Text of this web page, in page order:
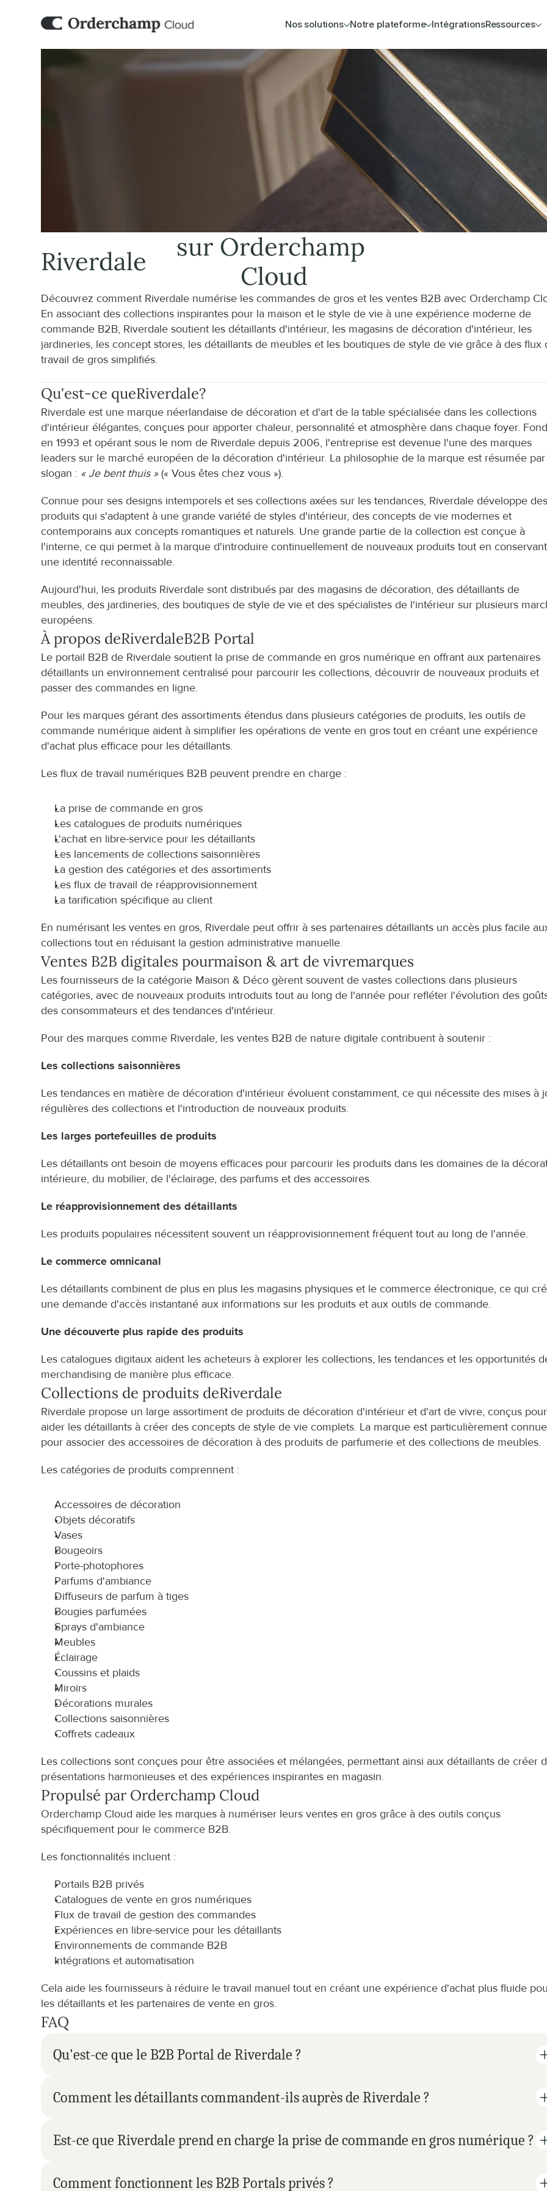
Nos solutions Notre plateforme IntégrationsRessources
Riverdale
sur Orderchamp
Cloud
Découvrez comment Riverdale numérise les commandes de gros et les ventes B2B avec Orderchamp
En associant des collections inspirantes pour la maison et le style de vie à une expérience moderne de
commande B2B, Riverdale soutient les détaillants d'intérieur, les magasins de décoration d'intérieur, les
jardineries, les concept stores, les détaillants de meubles et les boutiques de style de vie grâce à des flux
travail de gros simplifiés.
Qu'est-ce queRiverdale?
Riverdale est une marque néerlandaise de décoration et d'art de la table spécialisée dans les collections
d'intérieur élégantes, conçues pour apporter chaleur, personnalité et atmosphère dans chaque foyer.
en 1993 et opérant sous le nom de Riverdale depuis 2006, l'entreprise est devenue l'une des marques
leaders sur le marché européen de la décoration d'intérieur. La philosophie de la marque est résumée
slogan : « Je bent thuis » (« Vous êtes chez vous »).
Connue pour ses designs intemporels et ses collections axées sur les tendances, Riverdale développe
produits qui s'adaptent à une grande variété de styles d'intérieur, des concepts de vie modernes et
contemporains aux concepts romantiques et naturels. Une grande partie de la collection est conçue à
l'interne, ce qui permet à la marque d'introduire continuellement de nouveaux produits tout en conservant
une identité reconnaissable.
Aujourd'hui, les produits Riverdale sont distribués par des magasins de décoration, des détaillants de
meubles, des jardineries, des boutiques de style de vie et des spécialistes de l'intérieur sur plusieurs
européens.
À propos deRiverdaleB2B Portal
Le portail B2B de Riverdale soutient la prise de commande en gros numérique en offrant aux partenaires
détaillants un environnement centralisé pour parcourir les collections, découvrir de nouveaux produits et
passer des commandes en ligne.
Pour les marques gérant des assortiments étendus dans plusieurs catégories de produits, les outils de
commande numérique aident à simplifier les opérations de vente en gros tout en créant une expérience
d'achat plus efficace pour les détaillants.
Les flux de travail numériques B2B peuvent prendre en charge :
La prise de commande en gros
Les catalogues de produits numériques
L'achat en libre-service pour les détaillants
Les lancements de collections saisonnières
La gestion des catégories et des assortiments
Les flux de travail de réapprovisionnement
La tarification spécifique au client
En numérisant les ventes en gros, Riverdale peut offrir à ses partenaires détaillants un accès plus facile
collections tout en réduisant la gestion administrative manuelle.
Ventes B2B digitales pourmaison & art de vivremarques
Les fournisseurs de la catégorie Maison & Déco gèrent souvent de vastes collections dans plusieurs
catégories, avec de nouveaux produits introduits tout au long de l'année pour refléter l'évolution des
des consommateurs et des tendances d'intérieur.
Pour des marques comme Riverdale, les ventes B2B de nature digitale contribuent à soutenir :
Les collections saisonnières
Les tendances en matière de décoration d'intérieur évoluent constamment, ce qui nécessite des mises à
régulières des collections et l'introduction de nouveaux produits.
Les larges portefeuilles de produits
Les détaillants ont besoin de moyens efficaces pour parcourir les produits dans les domaines de la
intérieure, du mobilier, de l'éclairage, des parfums et des accessoires.
Le réapprovisionnement des détaillants
Les produits populaires nécessitent souvent un réapprovisionnement fréquent tout au long de l'année.
Le commerce omnicanal
Les détaillants combinent de plus en plus les magasins physiques et le commerce électronique, ce qui
une demande d'accès instantané aux informations sur les produits et aux outils de commande.
Une découverte plus rapide des produits
Les catalogues digitaux aident les acheteurs à explorer les collections, les tendances et les opportunités
merchandising de manière plus efficace.
Collections de produits deRiverdale
Riverdale propose un large assortiment de produits de décoration d'intérieur et d'art de vivre, conçus pour
aider les détaillants à créer des concepts de style de vie complets. La marque est particulièrement connue
pour associer des accessoires de décoration à des produits de parfumerie et des collections de meubles.
Les catégories de produits comprennent :
Accessoires de décoration
Objets décoratifs
Vases
Bougeoirs
Porte-photophores
Parfums d'ambiance
Diffuseurs de parfum à tiges
Bougies parfumées
Sprays d'ambiance
Meubles
Éclairage
Coussins et plaids
Miroirs
Décorations murales
Collections saisonnières
Coffrets cadeaux
Les collections sont conçues pour être associées et mélangées, permettant ainsi aux détaillants de créer
présentations harmonieuses et des expériences inspirantes en magasin.
Propulsé par Orderchamp Cloud
Orderchamp Cloud aide les marques à numériser leurs ventes en gros grâce à des outils conçus
spécifiquement pour le commerce B2B.
Les fonctionnalités incluent :
Portails B2B privés
Catalogues de vente en gros numériques
Flux de travail de gestion des commandes
Expériences en libre-service pour les détaillants
Environnements de commande B2B
Intégrations et automatisation
Cela aide les fournisseurs à réduire le travail manuel tout en créant une expérience d'achat plus fluide
les détaillants et les partenaires de vente en gros.
FAQ
Qu'est-ce que le B2B Portal de Riverdale ?
Comment les détaillants commandent-ils auprès de Riverdale ?
Est-ce que Riverdale prend en charge la prise de commande en gros numérique ?
Comment fonctionnent les B2B Portals privés ?